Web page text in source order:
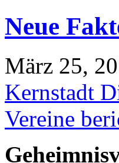
Neue
März 25,
Kernstadt
Vereine